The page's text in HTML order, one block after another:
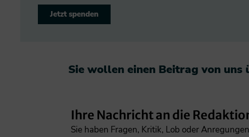
Jetzt spenden
Sie wollen einen Beitrag von uns
Ihre Nachricht an die
Sie haben Fragen, Kritik, Lob oder